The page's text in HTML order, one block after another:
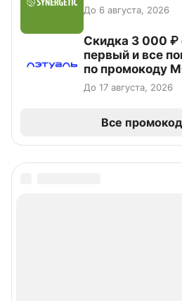
До 6 августа, 2026
Скидка 3 000 ₽
первый и все
по промокоду
До 17 августа, 2026
Все